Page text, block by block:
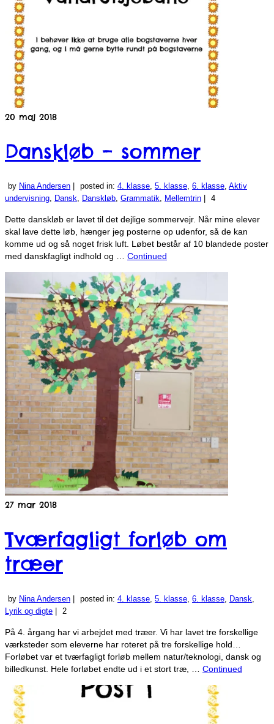
20 maj 2018
Danskløb – sommer
by Nina Andersen posted in: 4. klasse, 5. klasse, 6. klasse, Aktiv
undervisning, Dansk, Danskløb, Grammatik, Mellemtrin 4
Dette danskløb er lavet til det dejlige sommervejr. Når mine elever
skal lave dette løb, hænger jeg posterne op udenfor, så de kan
komme ud og så noget frisk luft. Løbet består af 10 blandede poster
med danskfagligt indhold og … Continued
27 mar 2018
Tværfagligt forløb om
træer
by Nina Andersen | posted in: 4. klasse 5. klasse 6. klasse Dansk
Lyrik og digte | 2
På 4. årgang har vi arbejdet med træer. Vi har lavet tre forskellige
værksteder som eleverne har roteret på tre forskellige hold…
Forløbet var et tværfagligt forløb mellem natur/teknologi, dansk og
billedkunst. Hele forløbet endte ud i et stort træ, … Continued